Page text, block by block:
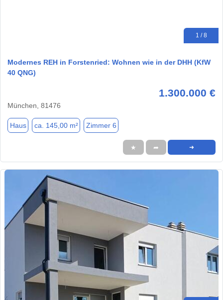
1 / 8
Modernes REH in Forstenried: Wohnen wie in der DHH (KfW
40 QNG)
1.300.000 €
München, 81476
Haus ca. 145,00 m² Zimmer 6
★ ➦ ➜